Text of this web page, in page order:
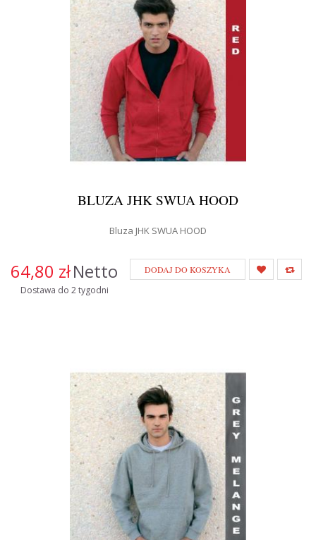
BLUZA JHK SWUA HOOD
Bluza JHK SWUA HOOD
64,80 złNetto
Dostawa do 2 tygodni
DODAJ DO KOSZYKA